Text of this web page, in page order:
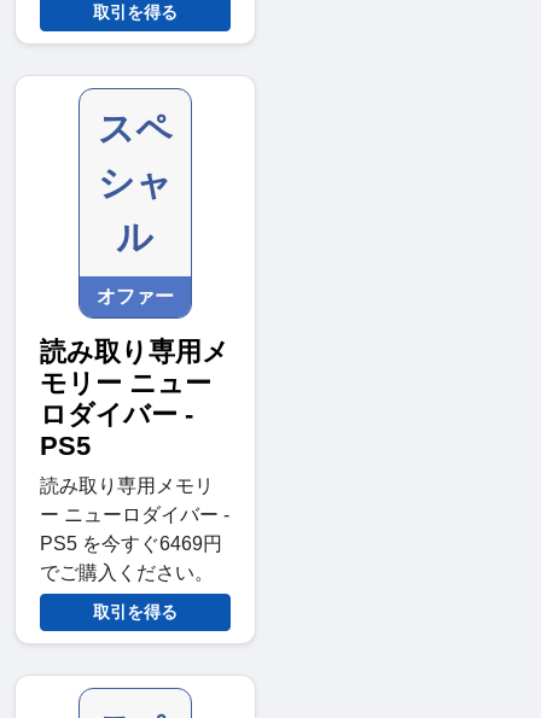
取引を得る
スペ
シャ
ル
オファー
読み取り専用メ
モリー ニュー
ロダイバー -
PS5
読み取り専用メモリ
ー ニューロダイバー -
PS5 を今すぐ6469円
でご購入ください。
取引を得る